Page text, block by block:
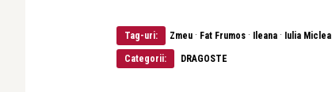
Tag-uri: Zmeu · Fat Frumos · Ileana · Iulia Miclea
Categorii: DRAGOSTE